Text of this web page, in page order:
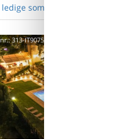
sommerhuse i Alcamo
313-IT9075.611.1